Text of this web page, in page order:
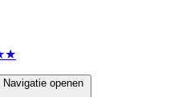
Navigatie openen